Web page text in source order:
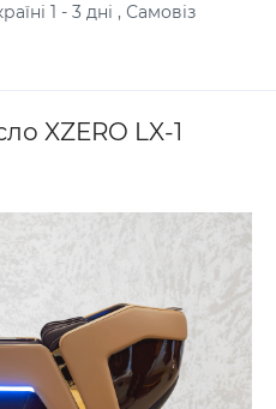
1 - 3 дні , Самовіз
XZERO LX-1